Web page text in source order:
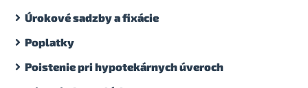
Úrokové sadzby a fixácie
Poplatky
Poistenie pri hypotekárnych úveroch